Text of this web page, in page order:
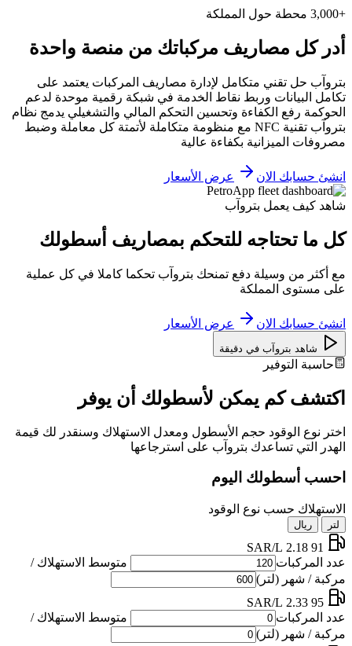
+3,000 محطة حول المملكة
أدر كل مصاريف مركباتك من منصة واحدة
بتروآب حل تقني متكامل لإدارة مصاريف المركبات يعتمد على
تكامل البيانات وربط نقاط الخدمة في شبكة رقمية موحدة لدعم
الحوكمة رفع الكفاءة وتحسين التحكم المالي والتشغيلي يدمج نظام
بتروآب تقنية NFC مع منظومة متكاملة لأتمتة كل معاملة وضبط
مصروفات الميزانية بكفاءة عالية
انشئ حسابك الان عرض الأسعار
شاهد كيف يعمل بتروآب
كل ما تحتاجه للتحكم بمصاريف أسطولك
مع أكثر من وسيلة دفع تمنحك بتروآب تحكما كاملا في كل عملية
على مستوى المملكة
انشئ حسابك الان عرض الأسعار
شاهد بتروآب في دقيقة
حاسبة التوفير
اكتشف كم يمكن لأسطولك أن يوفر
اختر نوع الوقود حجم الأسطول ومعدل الاستهلاك وسنقدر لك قيمة
الهدر التي تساعدك بتروآب على استرجاعها
احسب أسطولك اليوم
الاستهلاك حسب نوع الوقود
لتر ريال
91
2.18 SAR/L
عدد المركبات
متوسط الاستهلاك /
مركبة / شهر (لتر)
95
2.33 SAR/L
عدد المركبات
متوسط الاستهلاك /
مركبة / شهر (لتر)